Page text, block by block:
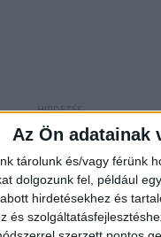
Az Ön adatainak
tárolunk és/vagy férünk
dolgozunk fel, például
hirdetésekhez és
és
oldalán,